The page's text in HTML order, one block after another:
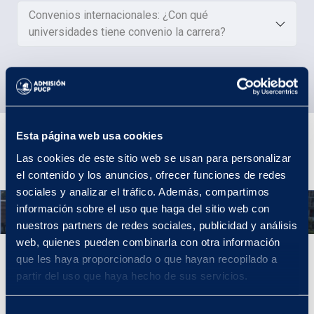
Esta página web usa cookies
Las cookies de este sitio web se usan para personalizar
el contenido y los anuncios, ofrecer funciones de redes
sociales y analizar el tráfico. Además, compartimos
información sobre el uso que haga del sitio web con
nuestros partners de redes sociales, publicidad y análisis
web, quienes pueden combinarla con otra información
que les haya proporcionado o que hayan recopilado a
partir del uso que haya hecho de sus servicios.
Convenios internacionales: ¿Con qué
universidades tiene convenio la carrera?
Plan de estudios
Año 1
Año 1
En tu primer año llevarás cursos introductorios que sentarán las
bases para tu formación artística general. Por ejemplo, sobre